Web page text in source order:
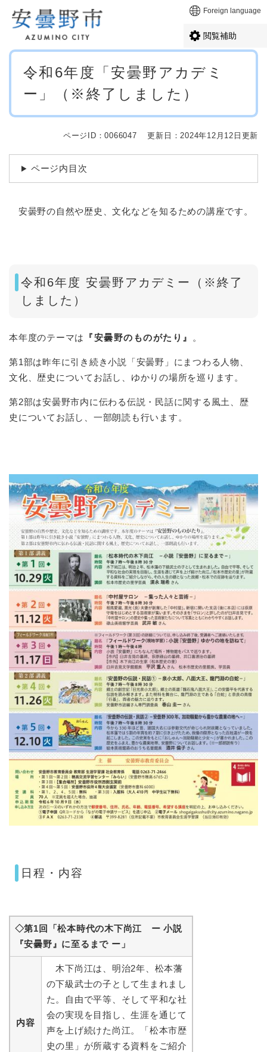
メニューを飛ばして本文へ Foreign language
閲覧補助
本
令和6年度「安曇野アカデミ
ー」（※終了しました）
ページID：0066047 更新日：2024年12月12日更新
ページ内目次
安曇野の自然や歴史、文化などを知るための講座です。
令和6年度 安曇野アカデミー（※終了
しました）
本年度のテーマは 『安曇野のものがたり』 。
第1部は昨年に引き続き小説「安曇野」にまつわる人物、
文化、歴史についてお話し、ゆかりの場所を巡ります。
第2部は安曇野市内に伝わる伝説・民話に関する風土、歴
史についてお話し、一部朗読も行います。
日程・内容
◇第1回「松本時代の木下尚江 ー 小説
『安曇野』に至るまで ー」
内容
木下尚江は、明治2年、松本藩
の下級武士の子として生まれまし
た。自由で平等、そして平和な社
会の実現を目指し、生涯を通じて
声を上げ続けた尚江。「松本市歴
史の里」が所蔵する資料をご紹介